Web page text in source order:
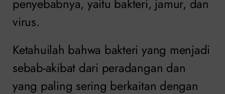
penyebabnya, yaitu bakteri, jamur, dan
virus.
Ketahuilah bahwa bakteri yang menjadi
sebab-akibat dari peradangan dan
yang paling sering berkaitan dengan